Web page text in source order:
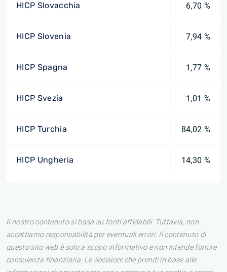
HICP Slovacchia 6,70 %
HICP Slovenia 7,94 %
HICP Spagna 1,77 %
HICP Svezia 1,01 %
HICP Turchia 84,02 %
HICP Ungheria 14,30 %
Il nostro contenuto si basa su fonti affidabili. Tuttavia, non
accettiamo responsabilità per eventuali errori. Il contenuto di
questo sito web è solo a scopo informativo e non intende fornire
consulenza finanziaria. Le decisioni che prendi in base alle